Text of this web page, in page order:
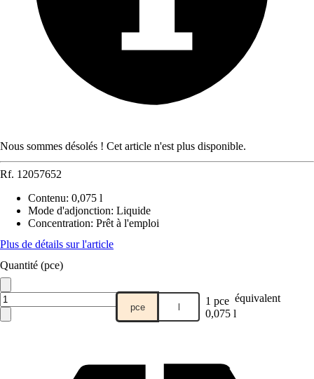
Nous sommes désolés ! Cet article n'est plus disponible.
Rf. 12057652
Contenu: 0,075 l
Mode d'adjonction: Liquide
Concentration: Prêt à l'emploi
Plus de détails sur l'article
Quantité (pce)
pce l 1 pce équivalent
0,075 l